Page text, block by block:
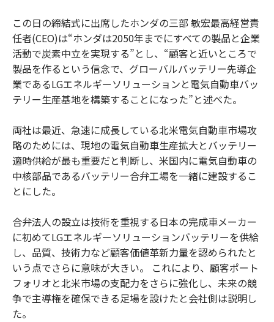
この日の締結式に出席したホンダの三部 敏宏最高経営責
任者(CEO)は“ホンダは2050年までにすべての製品と企業
活動で炭素中立を実現する”とし、“顧客と近いところで
製品を作るという信念で、グローバルバッテリー先導企
業であるLGエネルギーソリューションと電気自動車バッ
テリー生産基地を構築することになった”と述べた。
両社は最近、急速に成長している北米電気自動車市場攻
略のためには、現地の電気自動車生産拡大とバッテリー
適時供給が最も重要だと判断し、米国内に電気自動車の
中核部品であるバッテリー合弁工場を一緒に建設するこ
とにした。
合弁法人の設立は技術を重視する日本の完成車メーカー
に初めてLGエネルギーソリューションバッテリーを供給
し、品質、技術力など顧客価値革新力量を認められたと
いう点でさらに意味が大きい。 これにより、顧客ポート
フォリオと北米市場の支配力をさらに強化し、未来の競
争で主導権を確保できる足場を設けたと会社側は説明し
た。